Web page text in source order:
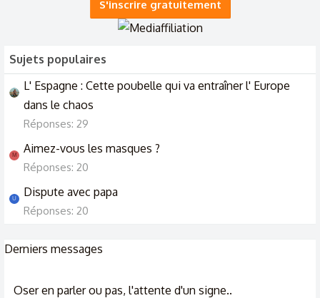
S'inscrire gratuitement
Sujets populaires
L' Espagne : Cette poubelle qui va entraîner l' Europe
dans le chaos
Réponses: 29
M Aimez-vous les masques ?
Réponses: 20
U Dispute avec papa
Réponses: 20
Derniers messages
Oser en parler ou pas, l'attente d'un signe..